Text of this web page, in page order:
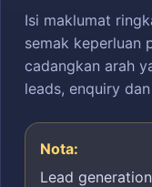
Isi maklumat
semak keperluan
cadangkan arah
leads, enquiry
Nota:
Lead